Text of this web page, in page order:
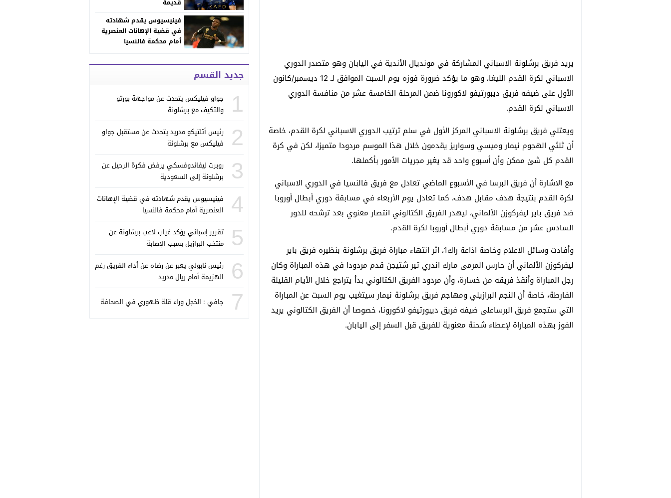
يريد فريق برشلونة الاسباني المشاركة في مونديال الأندية في اليابان وهو متصدر الدوري
الاسباني لكرة القدم الليغا، وهو ما يؤكد ضرورة فوزه يوم السبت الموافق لـ 12 ديسمبر/كانون
الأول على ضيفه فريق ديبورتيفو لاكورونا ضمن المرحلة الخامسة عشر من منافسة الدوري
الاسباني لكرة القدم.
ويعتلي فريق برشلونة الاسباني المركز الأول في سلم ترتيب الدوري الاسباني لكرة القدم، خاصة
أن ثلثي الهجوم نيمار وميسي وسواريز يقدمون خلال هذا الموسم مردودا متميزا، لكن في كرة
القدم كل شئ ممكن وأن أسبوع واحد قد يغير مجريات الأمور بأكملها.
مع الاشارة أن فريق البرسا في الأسبوع الماضي تعادل مع فريق فالنسيا في الدوري الاسباني
لكرة القدم بنتيجة هدف مقابل هدف، كما تعادل يوم الأربعاء في مسابقة دوري أبطال أوروبا
ضد فريق باير ليفركوزن الألماني، ليهدر الفريق الكتالوني انتصار معنوي بعد ترشحه للدور
السادس عشر من مسابقة دوري أبطال أوروبا لكرة القدم.
وأفادت وسائل الاعلام وخاصة اذاعة راك1، اثر انتهاء مباراة فريق برشلونة بنظيره فريق باير
ليفركوزن الألماني أن حارس المرمى مارك اندري تير شتيجن قدم مردودا في هذه المباراة وكان
رجل المباراة وأنقذ فريقه من خسارة، وأن مردود الفريق الكتالوني بدأ يتراجع خلال الأيام القليلة
الفارطة، خاصة أن النجم البرازيلي ومهاجم فريق برشلونة نيمار سيتغيب يوم السبت عن المباراة
التي ستجمع فريق البرساعلى ضيفه فريق ديبورتيفو لاكورونا، خصوصا أن الفريق الكتالوني يريد
الفوز بهذه المباراة لإعطاء شحنة معنوية للفريق قبل السفر إلى اليابان.
قديمة
فينيسيوس يقدم شهادته
في قضية الإهانات العنصرية
أمام محكمة فالنسيا
جديد القسم
1
جواو فيليكس يتحدث عن مواجهة بورتو
والتكيف مع برشلونة
2
رئيس أتلتيكو مدريد يتحدث عن مستقبل جواو
فيليكس مع برشلونة
3
روبرت ليفاندوفسكي يرفض فكرة الرحيل عن
برشلونة إلى السعودية
4
فينيسيوس يقدم شهادته في قضية الإهانات
العنصرية أمام محكمة فالنسيا
5
تقرير إسباني يؤكد غياب لاعب برشلونة عن
منتخب البرازيل بسبب الإصابة
6
رئيس نابولي يعبر عن رضاه عن أداء الفريق رغم
الهزيمة أمام ريال مدريد
7 جافي : الخجل وراء قلة ظهوري في الصحافة